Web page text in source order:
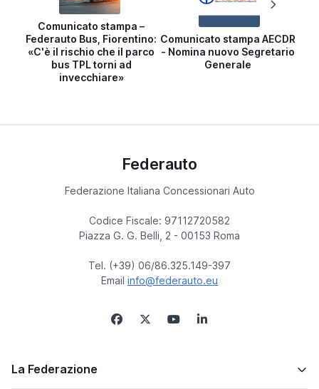
Comunicato stampa –
Federauto Bus, Fiorentino:
«C'è il rischio che il parco
bus TPL torni ad
invecchiare»
Comunicato stampa AECDR
- Nomina nuovo Segretario
Generale
Federauto
Federazione Italiana Concessionari Auto
Codice Fiscale: 97112720582
Piazza G. G. Belli, 2 - 00153 Roma
Tel. (+39) 06/86.325.149-397
Email info@federauto.eu
La Federazione